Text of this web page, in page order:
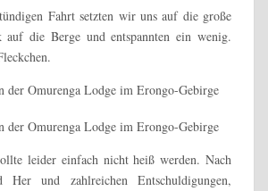
Fahrt setzten wir uns auf die große
die Berge und entspannten ein wenig.
leider einfach nicht heiß werden. Nach
und zahlreichen Entschuldigungen,